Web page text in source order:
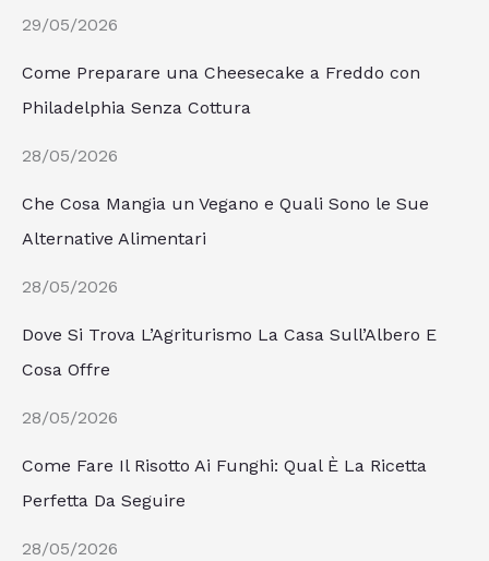
29/05/2026
Come Preparare una Cheesecake a Freddo con
Philadelphia Senza Cottura
28/05/2026
Che Cosa Mangia un Vegano e Quali Sono le Sue
Alternative Alimentari
28/05/2026
Dove Si Trova L’Agriturismo La Casa Sull’Albero E
Cosa Offre
28/05/2026
Come Fare Il Risotto Ai Funghi: Qual È La Ricetta
Perfetta Da Seguire
28/05/2026